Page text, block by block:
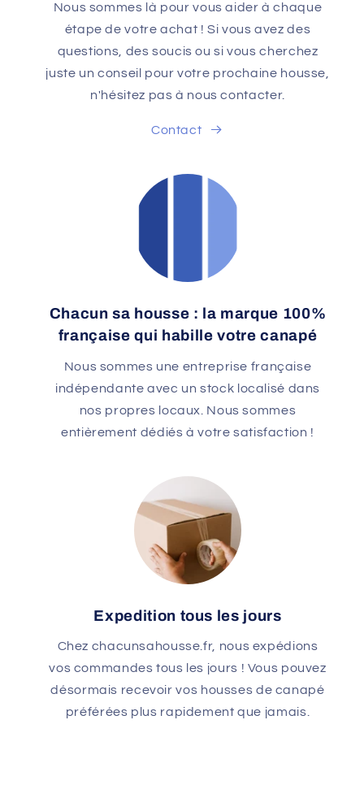
Nous sommes là pour vous aider à chaque
étape de votre achat ! Si vous avez des
questions, des soucis ou si vous cherchez
juste un conseil pour votre prochaine housse,
n'hésitez pas à nous contacter.
Contact
Chacun sa housse : la marque 100%
française qui habille votre canapé
Nous sommes une entreprise française
indépendante avec un stock localisé dans
nos propres locaux. Nous sommes
entièrement dédiés à votre satisfaction !
Expedition tous les jours
Chez chacunsahousse.fr, nous expédions
vos commandes tous les jours ! Vous pouvez
désormais recevoir vos housses de canapé
préférées plus rapidement que jamais.